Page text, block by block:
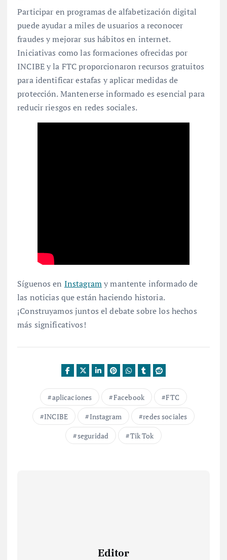
Participar en programas de alfabetización digital
puede ayudar a miles de usuarios a reconocer
fraudes y mejorar sus hábitos en internet.
Iniciativas como las formaciones ofrecidas por
INCIBE y la FTC proporcionaron recursos gratuitos
para identificar estafas y aplicar medidas de
protección. Mantenerse informado es esencial para
reducir riesgos en redes sociales.
Síguenos en Instagramy mantente informado de
las noticias que están haciendo historia.
¡Construyamos juntos el debate sobre los hechos
más significativos!
aplicaciones Facebook
FTC
INCIBE
Instagram
redes sociales
seguridad
Tik Tok
Editor